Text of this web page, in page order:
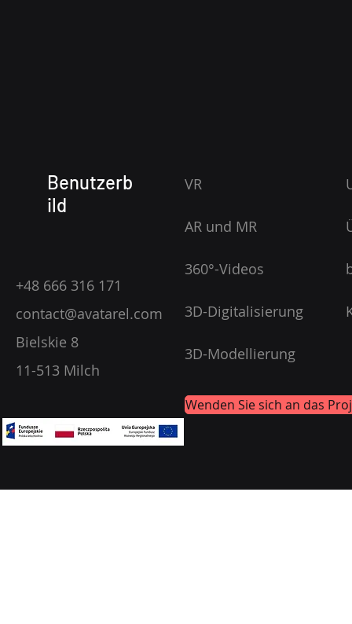
Benutzerb
ild
+48 666 316 171
contact@avatarel.com
Bielskie 8
11-513 Milch
VR
AR und MR
360°-Videos
3D-Digitalisierung
3D-Modellierung
Wenden Sie sich an das